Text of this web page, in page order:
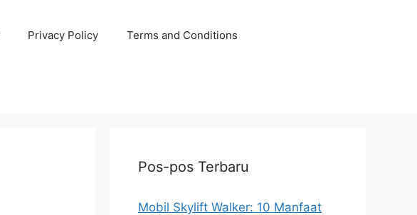
Privacy Policy Terms and Conditions
Pos-pos Terbaru
Mobil Skylift Walker: 10 Manfaat